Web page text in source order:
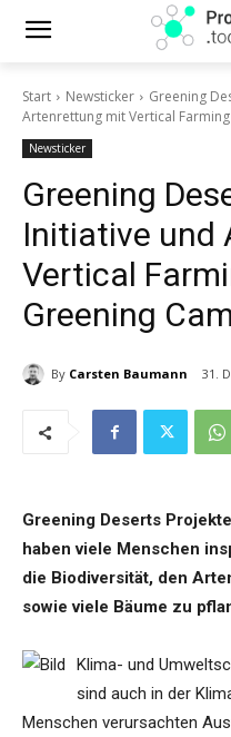
Start Newsticker
Greening
Artenrettung mit Vertical
Newsticker
Greening
Initiative und
Vertical
Greening
By Carsten Baumann 31.
Greening Deserts
haben viele Menschen
die Biodiversität, den
sowie viele Bäume zu
Klima- und
sind auch in der
Menschen verursachten